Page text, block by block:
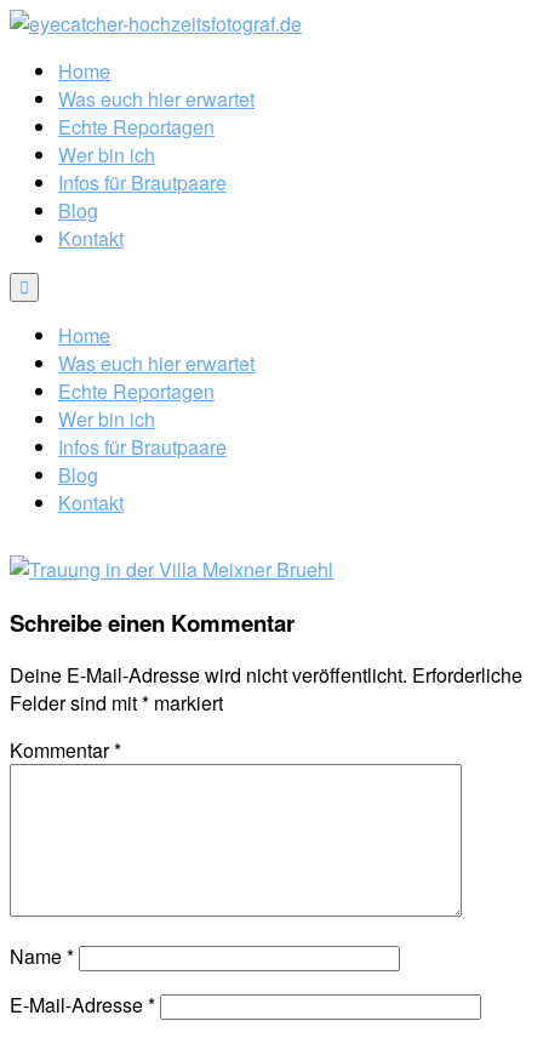
Home
Was euch hier erwartet
Echte Reportagen
Wer bin ich
Infos für Brautpaare
Blog
Kontakt
Home
Was euch hier erwartet
Echte Reportagen
Wer bin ich
Infos für Brautpaare
Blog
Kontakt
Schreibe einen Kommentar
Deine E-Mail-Adresse wird nicht veröffentlicht. Erforderliche
Felder sind mit* markiert
Kommentar*
Name*
E-Mail-Adresse*